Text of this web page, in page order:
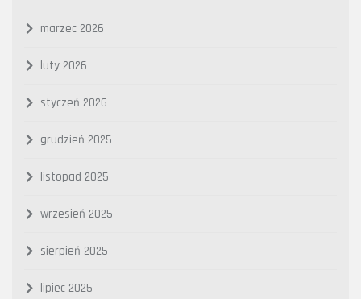
marzec 2026
luty 2026
styczeń 2026
grudzień 2025
listopad 2025
wrzesień 2025
sierpień 2025
lipiec 2025